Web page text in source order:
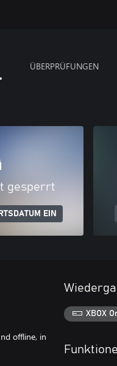
ÜBERPRÜFUNGEN
gesperrt
EIN
offline, in
XBOX